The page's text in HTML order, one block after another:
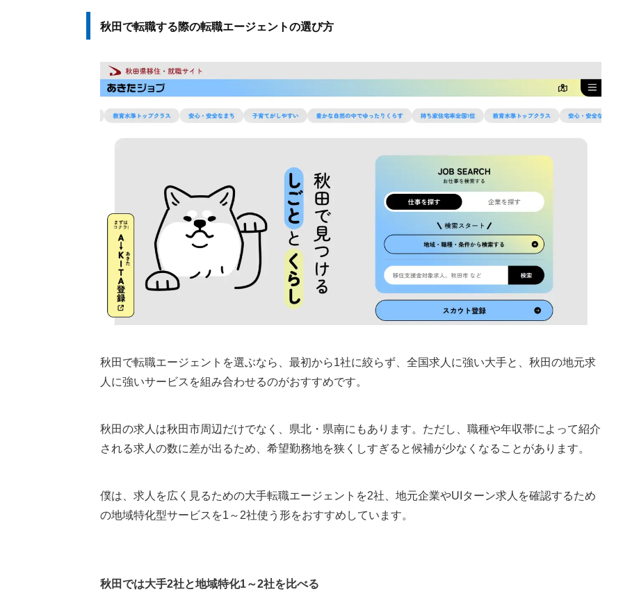
【地域求人特化型】秋田の求人に特化した転職サービス3選
2.ヒューレックス（秋田）
3.じょぶる（秋田）
秋田の転職で転職エージェントを利用するメリット
1.秋田の企業事情や求人の背景を聞ける
3.年収や入社時期の交渉を任せられる
秋田で転職エージェントを使うときの注意点
1.求人件数だけで選ばない
2.応募を急かす担当者には注意する
3.移住支援金は対象条件を確認する
秋田の転職エージェントまとめ
秋田で転職する際の転職エージェントの選び方
秋田で転職エージェントを選ぶなら、最初から1社に絞らず、全国求人に強い大手と、秋田の地元求
人に強いサービスを組み合わせるのがおすすめです。
秋田の求人は秋田市周辺だけでなく、県北・県南にもあります。ただし、職種や年収帯によって紹介
される求人の数に差が出るため、希望勤務地を狭くしすぎると候補が少なくなることがあります。
僕は、求人を広く見るための大手転職エージェントを2社、地元企業やUIターン求人を確認するため
の地域特化型サービスを1～2社使う形をおすすめしています。
秋田では大手2社と地域特化1～2社を比べる